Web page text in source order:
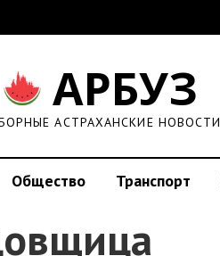
АРБУЗ
АСТРАХАНСКИЕ НОВОСТИ
Общество Транспорт